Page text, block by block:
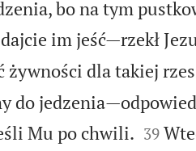
bo na tym
im jeść—rzekł
żywności dla takiej
do
Mu po chwili.
39